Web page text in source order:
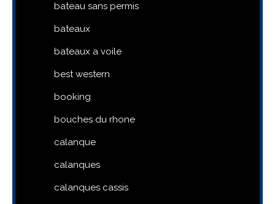
bateau sans permis
bateaux
bateaux a voile
best western
booking
bouches du rhone
calanque
calanques
calanques cassis